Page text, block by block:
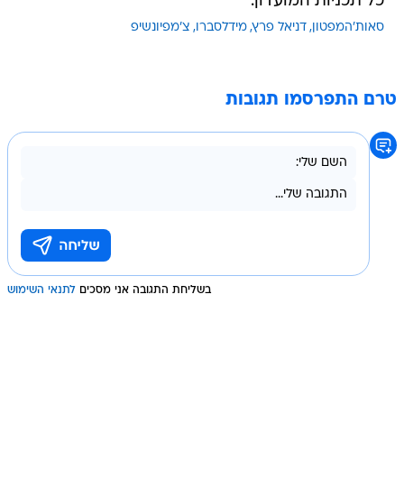
סאות'המפטון דניאל פרץ מידלסברו צ'מפיונשיפ
טרם התפרסמו תגובות
בשליחת התגובה אני מסכים לתנאי השימוש